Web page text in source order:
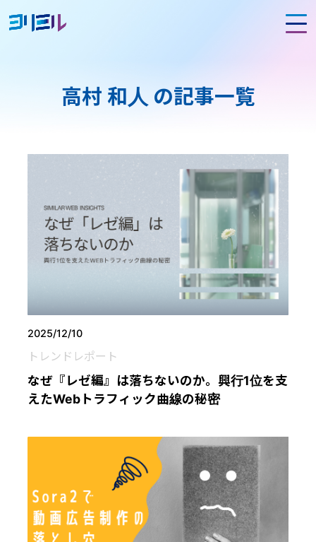
高村 和人 の記事一覧
2025/12/10
トレンドレポート
なぜ『レゼ編』は落ちないのか。興行1位を支
えたWebトラフィック曲線の秘密